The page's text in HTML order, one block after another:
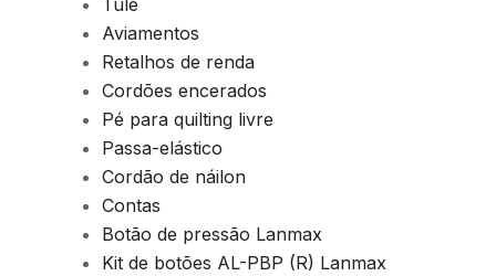
Tule
Aviamentos
Retalhos de renda
Cordões encerados
Pé para quilting livre
Passa-elástico
Cordão de náilon
Contas
Botão de pressão Lanmax
Kit de botões AL-PBP (R) Lanmax